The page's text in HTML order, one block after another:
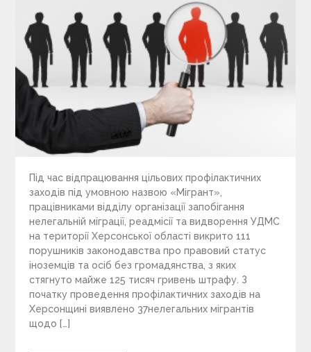
Під час відпрацювання цільових профілактичних
заходів під умовною назвою «Мігрант»,
працівниками відділу організації запобігання
нелегальній міграції, реадмісії та видворення УДМС
на території Херсонської області викрито 111
порушників законодавства про правовий статус
іноземців та осіб без громадянства, з яких
стягнуто майже 125 тисяч гривень штрафу. З
початку проведення профілактичних заходів на
Херсонщині виявлено 37нелегальних мігрантів
щодо […]